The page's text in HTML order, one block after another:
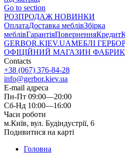
Go to section
РОЗПРОДАЖ НОВИНКИ
ОплатаДоставка меблівЗбірка
меблівГарантіяПоверненняКредит
GERBOR.KIEV.UAМЕБЛI
ОФІЦІЙНИЙ МАГАЗИН ФАБРИК
Contacts
+38 (067) 376-84-28
info@gerbor.kiev.ua
E-mail адреса
Пн-Пт 09:00—20:00
Сб-Нд 10:00—16:00
Часи роботи
м.Київ, вул. Будіндустрії, 6
Подивитися на карті
Головна